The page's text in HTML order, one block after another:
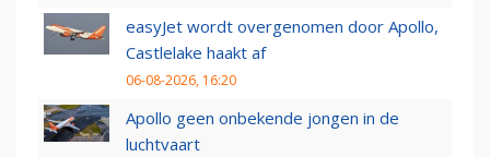
easyJet wordt overgenomen door Apollo,
Castlelake haakt af
06-08-2026, 16:20
Apollo geen onbekende jongen in de
luchtvaart